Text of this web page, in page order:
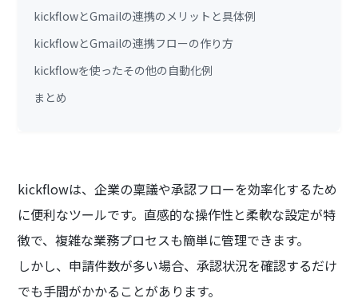
kickflowとGmailの連携のメリットと具体例
kickflowとGmailの連携フローの作り方
kickflowを使ったその他の自動化例
まとめ
kickflowは、企業の稟議や承認フローを効率化するため
に便利なツールです。直感的な操作性と柔軟な設定が特
徴で、複雑な業務プロセスも簡単に管理できます。
しかし、申請件数が多い場合、承認状況を確認するだけ
でも手間がかかることがあります。